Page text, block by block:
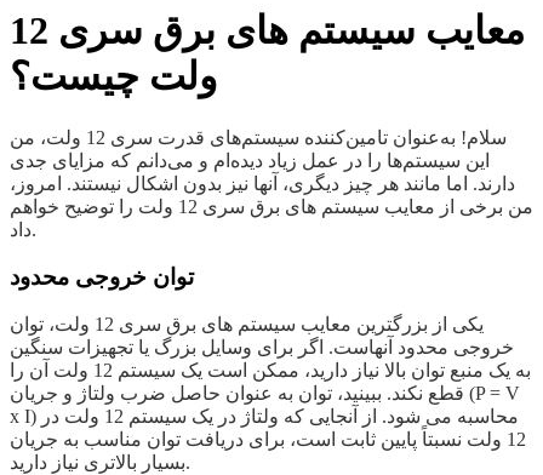
معایب سیستم های برق سری 12
ولت چیست؟
سلام! به‌عنوان تامین‌کننده سیستم‌های قدرت سری 12 ولت، من
این سیستم‌ها را در عمل زیاد دیده‌ام و می‌دانم که مزایای جدی
دارند. اما مانند هر چیز دیگری، آنها نیز بدون اشکال نیستند. امروز،
من برخی از معایب سیستم های برق سری 12 ولت را توضیح خواهم
داد.
توان خروجی محدود
یکی از بزرگترین معایب سیستم های برق سری 12 ولت، توان
خروجی محدود آنهاست. اگر برای وسایل بزرگ یا تجهیزات سنگین
به یک منبع توان بالا نیاز دارید، ممکن است یک سیستم 12 ولت آن را
قطع نکند. ببینید، توان به عنوان حاصل ضرب ولتاژ و جریان (P = V
x I) محاسبه می شود. از آنجایی که ولتاژ در یک سیستم 12 ولت در
12 ولت نسبتاً پایین ثابت است، برای دریافت توان مناسب به جریان
بسیار بالاتری نیاز دارید.